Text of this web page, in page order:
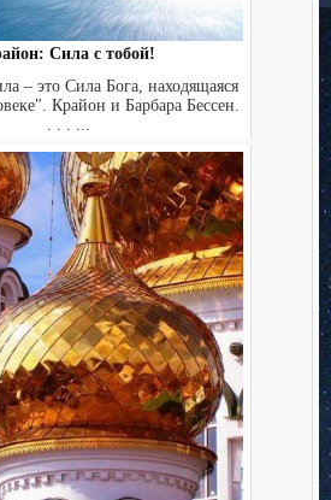
Сила с тобой!
– это Сила Бога, находящаяся
Крайон и Барбара Бессен.